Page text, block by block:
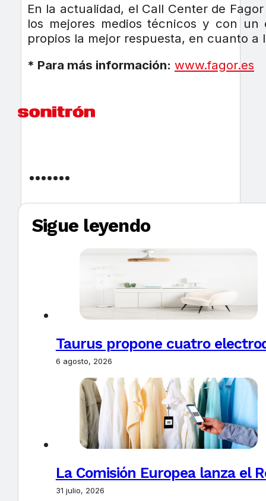
En la actualidad, el Call Center de
los mejores medios técnicos y con
propios la mejor respuesta, en cuanto a
* Para más información: www.fagor.es
Sigue leyendo
Taurus propone cuatro
6 agosto, 2026
La Comisión Europea lanza el
31 julio, 2026